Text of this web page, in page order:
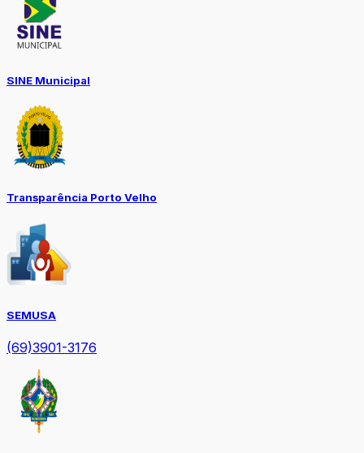
SINE Municipal
Transparência Porto Velho
SEMUSA
(69)3901-3176